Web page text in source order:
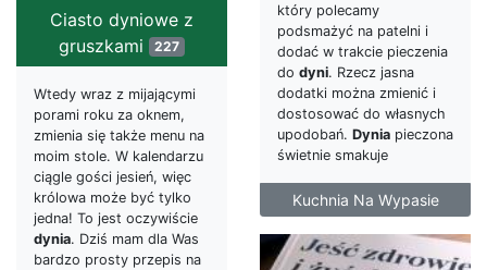
który polecamy
podsmażyć na patelni i
dodać w trakcie pieczenia
do dyni. Rzecz jasna
dodatki można zmienić i
dostosować do własnych
upodobań. Dynia pieczona
świetnie smakuje
Kuchnia Na Wypasie
Ciasto dyniowe z
gruszkami 227
Wtedy wraz z mijającymi
porami roku za oknem,
zmienia się także menu na
moim stole. W kalendarzu
ciągle gości jesień, więc
królowa może być tylko
jedna! To jest oczywiście
dynia. Dziś mam dla Was
bardzo prosty przepis na